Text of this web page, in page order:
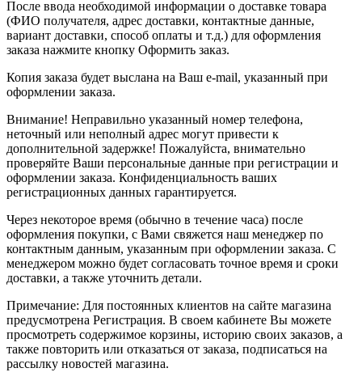
После ввода необходимой информации о доставке товара
(ФИО получателя, адрес доставки, контактные данные,
вариант доставки, способ оплаты и т.д.) для оформления
заказа нажмите кнопку Оформить заказ.
Копия заказа будет выслана на Ваш e-mail, указанный при
оформлении заказа.
Внимание! Неправильно указанный номер телефона,
неточный или неполный адрес могут привести к
дополнительной задержке! Пожалуйста, внимательно
проверяйте Ваши персональные данные при регистрации и
оформлении заказа. Конфиденциальность ваших
регистрационных данных гарантируется.
Через некоторое время (обычно в течение часа) после
оформления покупки, с Вами свяжется наш менеджер по
контактным данным, указанным при оформлении заказа. С
менеджером можно будет согласовать точное время и сроки
доставки, а также уточнить детали.
Примечание: Для постоянных клиентов на сайте магазина
предусмотрена Регистрация. В своем кабинете Вы можете
просмотреть содержимое корзины, историю своих заказов, а
также повторить или отказаться от заказа, подписаться на
рассылку новостей магазина.